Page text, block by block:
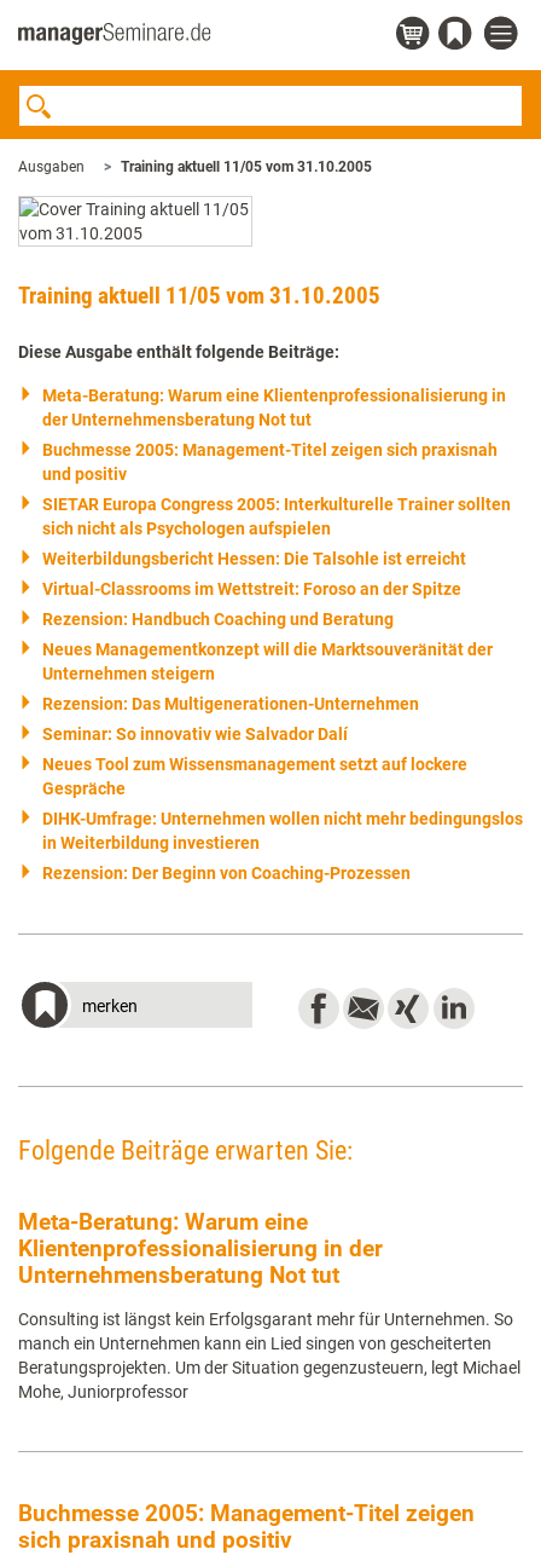
Ausgaben Training aktuell 11/05 vom 31.10.2005
Training aktuell 11/05 vom 31.10.2005
Diese Ausgabe enthält folgende Beiträge:
Meta-Beratung: Warum eine Klientenprofessionalisierung in
der Unternehmensberatung Not tut
Buchmesse 2005: Management-Titel zeigen sich praxisnah
und positiv
SIETAR Europa Congress 2005: Interkulturelle Trainer sollten
sich nicht als Psychologen aufspielen
Weiterbildungsbericht Hessen: Die Talsohle ist erreicht
Virtual-Classrooms im Wettstreit: Foroso an der Spitze
Rezension: Handbuch Coaching und Beratung
Neues Managementkonzept will die Marktsouveränität der
Unternehmen steigern
Rezension: Das Multigenerationen-Unternehmen
Seminar: So innovativ wie Salvador Dalí
Neues Tool zum Wissensmanagement setzt auf lockere
Gespräche
DIHK-Umfrage: Unternehmen wollen nicht mehr bedingungslos
in Weiterbildung investieren
Rezension: Der Beginn von Coaching-Prozessen
merken
Folgende Beiträge erwarten Sie:
Meta-Beratung: Warum eine
Klientenprofessionalisierung in der
Unternehmensberatung Not tut
Consulting ist längst kein Erfolgsgarant mehr für Unternehmen. So
manch ein Unternehmen kann ein Lied singen von gescheiterten
Beratungsprojekten. Um der Situation gegenzusteuern, legt Michael
Mohe, Juniorprofessor
Buchmesse 2005: Management-Titel zeigen
sich praxisnah und positiv